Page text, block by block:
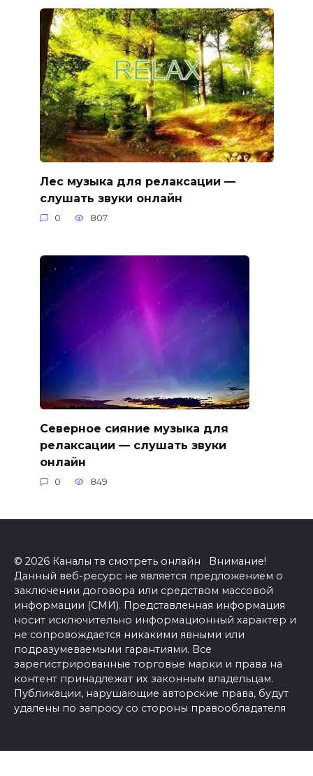
Лес музыка для релаксации —
слушать звуки онлайн
0 807
Северное сияние музыка для
релаксации — слушать звуки
онлайн
0 849
© 2026 Каналы тв смотреть онлайн Внимание!
Данный веб-ресурс не является предложением о
заключении договора или средством массовой
информации (СМИ). Представленная информация
носит исключительно информационный характер и
не сопровождается никакими явными или
подразумеваемыми гарантиями. Все
зарегистрированные торговые марки и права на
контент принадлежат их законным владельцам.
Публикации, нарушающие авторские права, будут
удалены по запросу со стороны правообладателя